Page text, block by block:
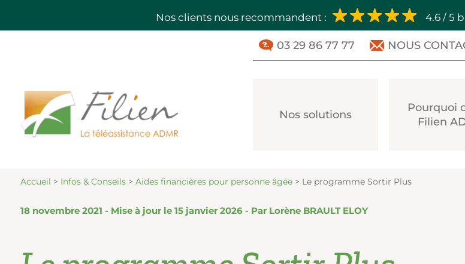
Nos clients nous recommandent : 4.6 / 5
03 29 86 77 77 NOUS
Nos solutions
Pourquoi
Filien
Accueil > Infos & Conseils> Aides financières pour personne âgée> Le programme Sortir Plus
18 novembre 2021 - Mise à jour le 15 janvier 2026 - Par Lorène BRAULT ELOY